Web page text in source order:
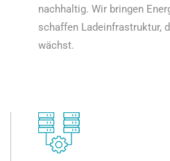
nachhaltig. Wir bringen
schaffen Ladeinfrastruktur,
wächst.